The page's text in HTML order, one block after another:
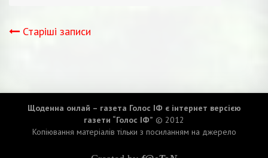
Навігація
Старіші записи
Щоденна онлай – газета Голос ІФ є інтернет версією
газети “Голос ІФ” © 2012
Копіювання матеріалів тільки з посиланням на джерело